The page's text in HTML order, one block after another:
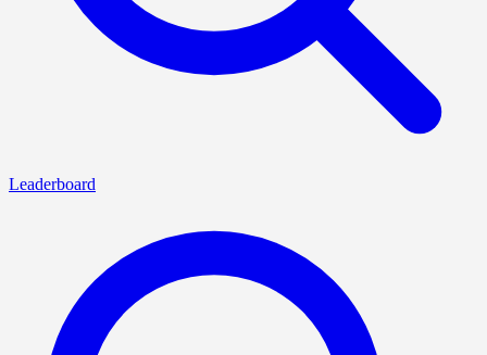
Leaderboard